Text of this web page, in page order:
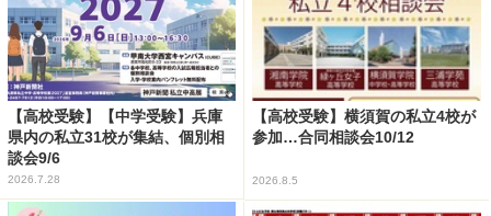
【高校受験】【中学受験】兵庫
県内の私立31校が集結、個別相
談会9/6
2026.7.28
【高校受験】横須賀の私立4校が
参加…合同相談会10/12
2026.8.5